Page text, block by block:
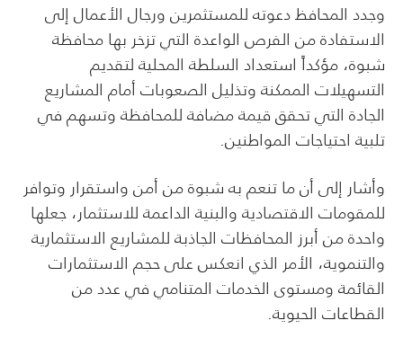
وجدد المحافظ دعوته للمستثمرين ورجال الأعمال إلى
الاستفادة من الفرص الواعدة التي تزخر بها محافظة
شبوة، مؤكداً استعداد السلطة المحلية لتقديم
التسهيلات الممكنة وتذليل الصعوبات أمام المشاريع
الجادة التي تحقق قيمة مضافة للمحافظة وتسهم في
تلبية احتياجات المواطنين.
وأشار إلى أن ما تنعم به شبوة من أمن واستقرار وتوافر
للمقومات الاقتصادية والبنية الداعمة للاستثمار، جعلها
واحدة من أبرز المحافظات الجاذبة للمشاريع الاستثمارية
والتنموية، الأمر الذي انعكس على حجم الاستثمارات
القائمة ومستوى الخدمات المتنامي في عدد من
القطاعات الحيوية.